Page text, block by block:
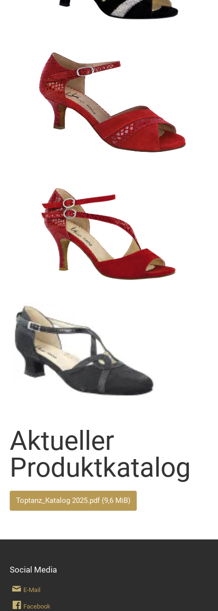
Aktueller
Produktkatalog
Toptanz_Katalog 2025.pdf (9,6 MiB)
Social Media
E-Mail
Facebook